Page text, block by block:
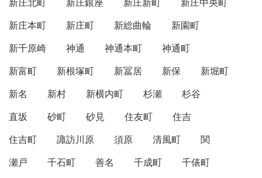
新庄本町
新庄町 新総曲輪
新園町
新千原崎
神通 神通本町
神通町
新富町
新根塚町 新冨居 新保
新堀町
新名
新村 新横内町 杉瀬
杉谷
直坂
砂町 砂見 住友町
住吉
住吉町
諏訪川原 須原 清風町
関
瀬戸
千石町 善名 千成町
千俵町